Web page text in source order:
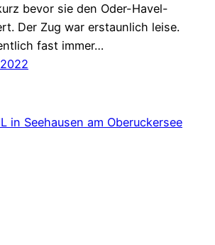
bevor sie den Oder-Havel-
Der Zug war erstaunlich leise.
fast immer…